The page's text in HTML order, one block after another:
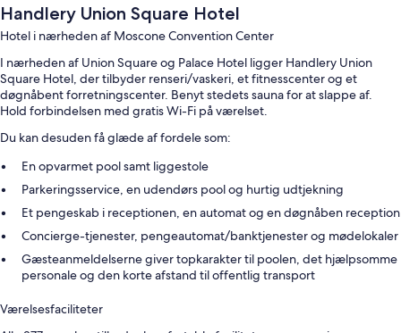
Handlery Union Square Hotel
Hotel i nærheden af Moscone Convention Center
I nærheden af Union Square og Palace Hotel ligger Handlery Union
Square Hotel, der tilbyder renseri/vaskeri, et fitnesscenter og et
døgnåbent forretningscenter. Benyt stedets sauna for at slappe af.
Hold forbindelsen med gratis Wi-Fi på værelset.
Du kan desuden få glæde af fordele som:
En opvarmet pool samt liggestole
Parkeringsservice, en udendørs pool og hurtig udtjekning
Et pengeskab i receptionen, en automat og en døgnåben reception
Concierge-tjenester, pengeautomat/banktjenester og mødelokaler
Gæsteanmeldelserne giver topkarakter til poolen, det hjælpsomme
personale og den korte afstand til offentlig transport
Værelsesfaciliteter